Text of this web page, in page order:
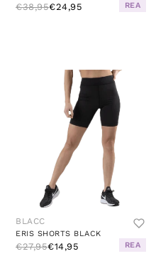
€38,95€24,95 REA
BLACC
ERIS SHORTS BLACK
€27,95€14,95 REA